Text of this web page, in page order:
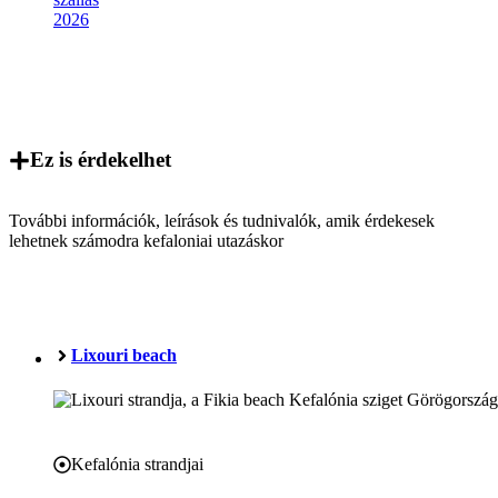
Ez is érdekelhet
További információk, leírások és tudnivalók, amik érdekesek
lehetnek számodra kefaloniai utazáskor
Lixouri beach
Kefalónia strandjai